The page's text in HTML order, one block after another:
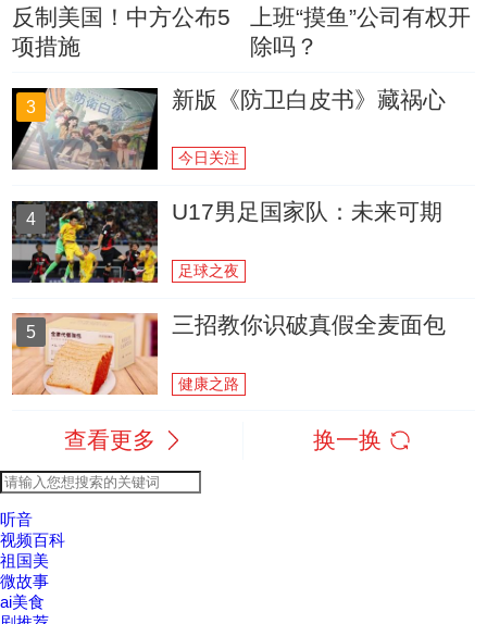
反制美国！中方公布5
项措施
上班“摸鱼”公司有权开
除吗？
3 新版《防卫白皮书》藏祸心
今日关注
4 U17男足国家队：未来可期
足球之夜
5 三招教你识破真假全麦面包
健康之路
查看更多 换一换
听音
视频百科
祖国美
微故事
ai美食